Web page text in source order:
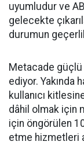
uyumludur ve
gelecekte
durumun
Metacade güçlü
ediyor. Yakında
kullanıcı
dâhil olmak için
için öngörülen
etme hizmetleri